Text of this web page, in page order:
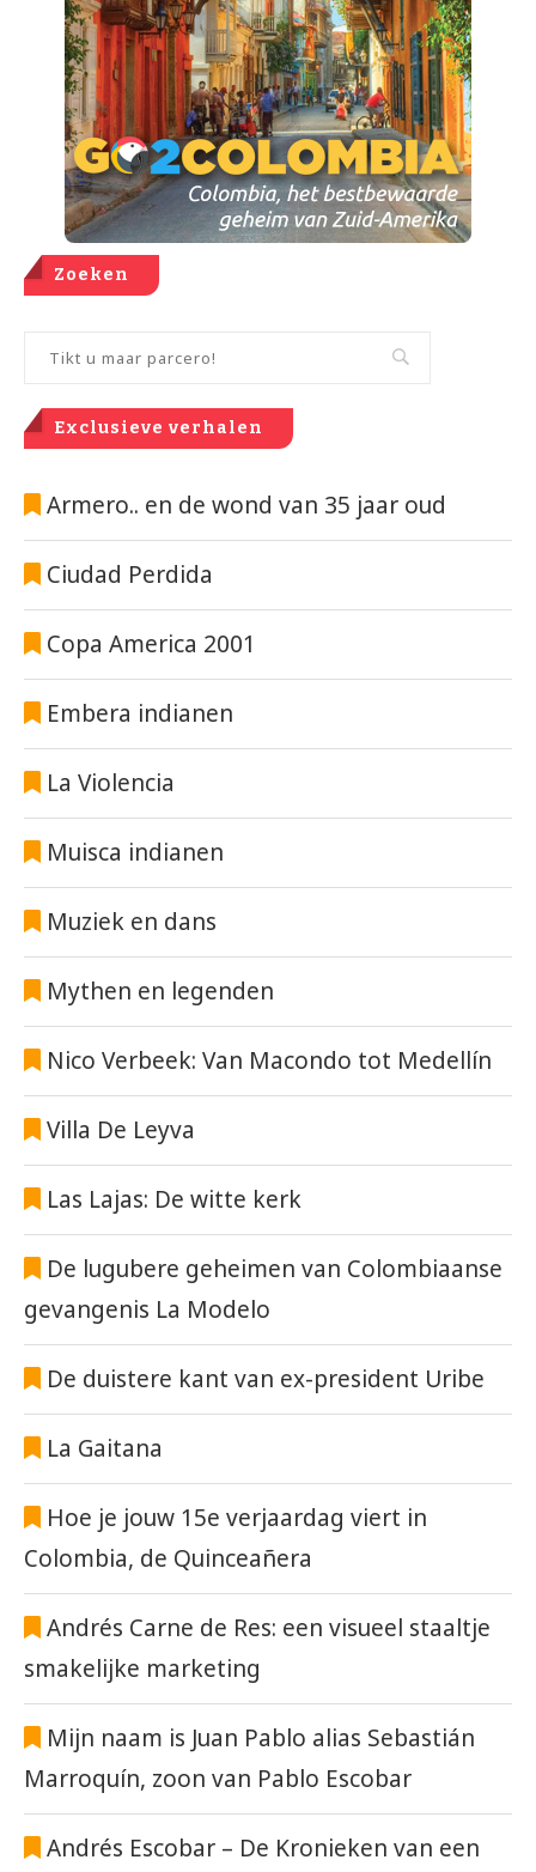
Zoeken
Exclusieve verhalen
Armero.. en de wond van 35 jaar oud
Ciudad Perdida
Copa America 2001
Embera indianen
La Violencia
Muisca indianen
Muziek en dans
Mythen en legenden
Nico Verbeek: Van Macondo tot Medellín
Villa De Leyva
Las Lajas: De witte kerk
De lugubere geheimen van Colombiaanse
gevangenis La Modelo
De duistere kant van ex-president Uribe
La Gaitana
Hoe je jouw 15e verjaardag viert in
Colombia, de Quinceañera
Andrés Carne de Res: een visueel staaltje
smakelijke marketing
Mijn naam is Juan Pablo alias Sebastián
Marroquín, zoon van Pablo Escobar
Andrés Escobar – De Kronieken van een